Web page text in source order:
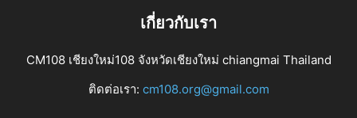
เกี่ยวกับเรา
CM108 เชียงใหม่108 จังหวัดเชียงใหม่ chiangmai Thailand
ติดต่อเรา: cm108.org@gmail.com